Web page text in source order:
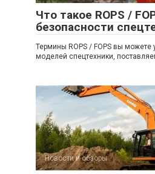
Что такое ROPS /
безопасности
Термины ROPS / FOPS вы можете
моделей спецтехники,
Новости и обзоры